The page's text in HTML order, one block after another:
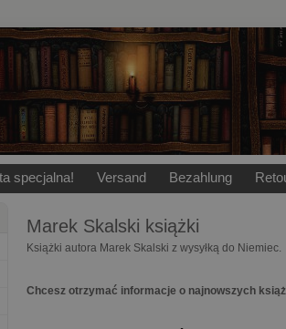
specjalna! Versand Bezahlung
Marek Skalski książki
Książki autora Marek Skalski z wysyłką do Niemiec.
Chcesz otrzymać informacje o najnowszych